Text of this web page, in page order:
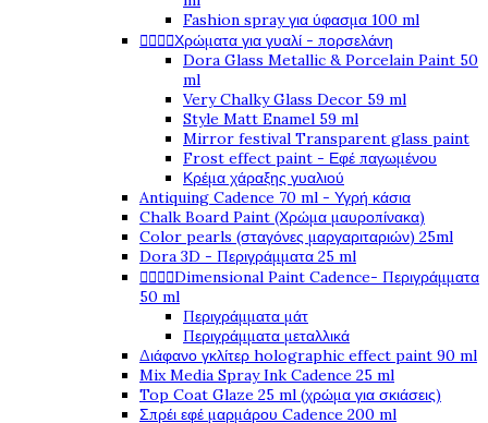
Fashion spray για ύφασμα 100 ml
Χρώματα για γυαλί - πορσελάνη
Dora Glass Metallic & Porcelain Paint 50
ml
Very Chalky Glass Decor 59 ml
Style Matt Enamel 59 ml
Mirror festival Transparent glass paint
Frost effect paint - Εφέ παγωμένου
Κρέμα χάραξης γυαλιού
Antiquing Cadence 70 ml - Υγρή κάσια
Chalk Board Paint (Χρώμα μαυροπίνακα)
Color pearls (σταγόνες μαργαριταριών) 25ml
Dora 3D - Περιγράμματα 25 ml
Dimensional Paint Cadence- Περιγράμματα
50 ml
Περιγράμματα μάτ
Περιγράμματα μεταλλικά
Διάφανο γκλίτερ holographic effect paint 90 ml
Mix Media Spray Ink Cadence 25 ml
Top Coat Glaze 25 ml (χρώμα για σκιάσεις)
Σπρέι εφέ μαρμάρου Cadence 200 ml